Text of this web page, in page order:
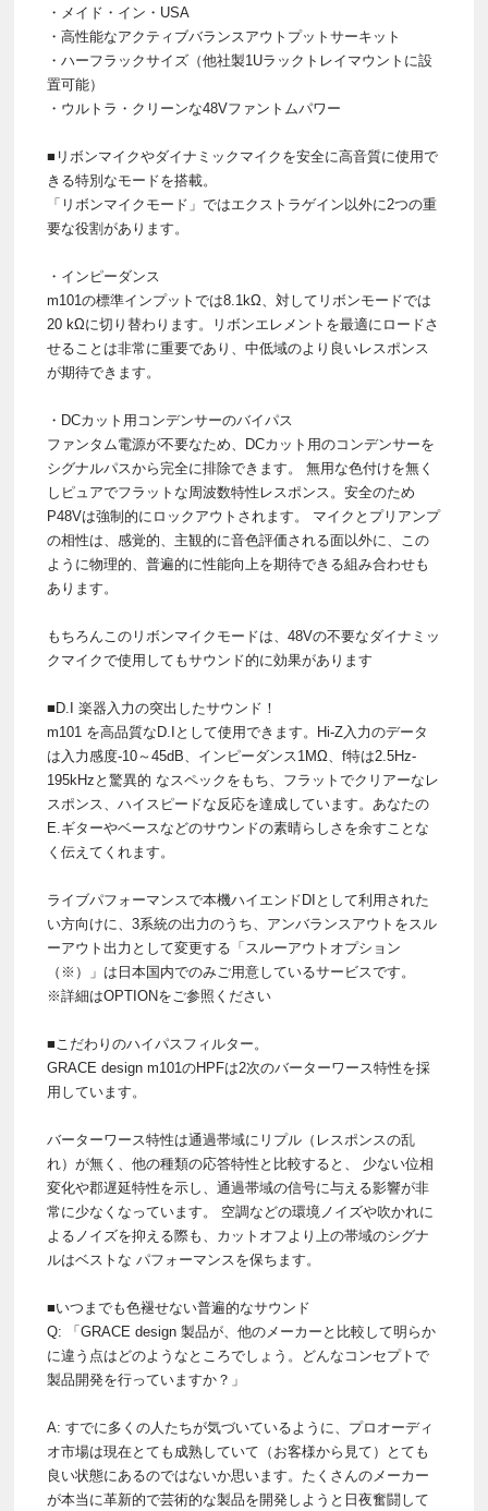
・メイド・イン・USA
・高性能なアクティブバランスアウトプットサーキット
・ハーフラックサイズ（他社製1Uラックトレイマウントに設
置可能）
・ウルトラ・クリーンな48Vファントムパワー
■リボンマイクやダイナミックマイクを安全に高音質に使用で
きる特別なモードを搭載。
「リボンマイクモード」ではエクストラゲイン以外に2つの重
要な役割があります。
・インピーダンス
m101の標準インプットでは8.1kΩ、対してリボンモードでは
20 kΩに切り替わります。リボンエレメントを最適にロードさ
せることは非常に重要であり、中低域のより良いレスポンス
が期待できます。
・DCカット用コンデンサーのバイパス
ファンタム電源が不要なため、DCカット用のコンデンサーを
シグナルパスから完全に排除できます。 無用な色付けを無く
しピュアでフラットな周波数特性レスポンス。安全のため
P48Vは強制的にロックアウトされます。 マイクとプリアンプ
の相性は、感覚的、主観的に音色評価される面以外に、この
ように物理的、普遍的に性能向上を期待できる組み合わせも
あります。
もちろんこのリボンマイクモードは、48Vの不要なダイナミッ
クマイクで使用してもサウンド的に効果があります
■D.I 楽器入力の突出したサウンド！
m101 を高品質なD.Iとして使用できます。Hi-Z入力のデータ
は入力感度-10～45dB、インピーダンス1MΩ、f特は2.5Hz-
195kHzと驚異的 なスペックをもち、フラットでクリアーなレ
スポンス、ハイスピードな反応を達成しています。あなたの
E.ギターやベースなどのサウンドの素晴らしさを余すことな
く伝えてくれます。
ライブパフォーマンスで本機ハイエンドDIとして利用された
い方向けに、3系統の出力のうち、アンバランスアウトをスル
ーアウト出力として変更する「スルーアウトオプション
（※）」は日本国内でのみご用意しているサービスです。
※詳細はOPTIONをご参照ください
■こだわりのハイパスフィルター。
GRACE design m101のHPFは2次のバーターワース特性を採
用しています。
バーターワース特性は通過帯域にリプル（レスポンスの乱
れ）が無く、他の種類の応答特性と比較すると、 少ない位相
変化や郡遅延特性を示し、通過帯域の信号に与える影響が非
常に少なくなっています。 空調などの環境ノイズや吹かれに
よるノイズを抑える際も、カットオフより上の帯域のシグナ
ルはベストな パフォーマンスを保ちます。
■いつまでも色褪せない普遍的なサウンド
Q: 「GRACE design 製品が、他のメーカーと比較して明らか
に違う点はどのようなところでしょう。どんなコンセプトで
製品開発を行っていますか？」
A: すでに多くの人たちが気づいているように、プロオーディ
オ市場は現在とても成熟していて（お客様から見て）とても
良い状態にあるのではないか思います。たくさんのメーカー
が本当に革新的で芸術的な製品を開発しようと日夜奮闘して